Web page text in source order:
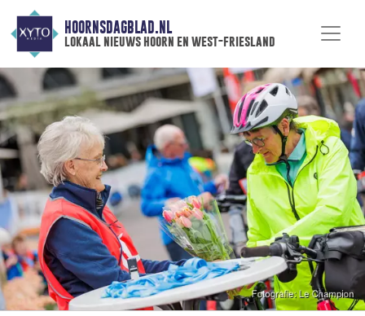
HOORNSDAGBLAD.NL
lokaal nieuws hoorn en west-friesland